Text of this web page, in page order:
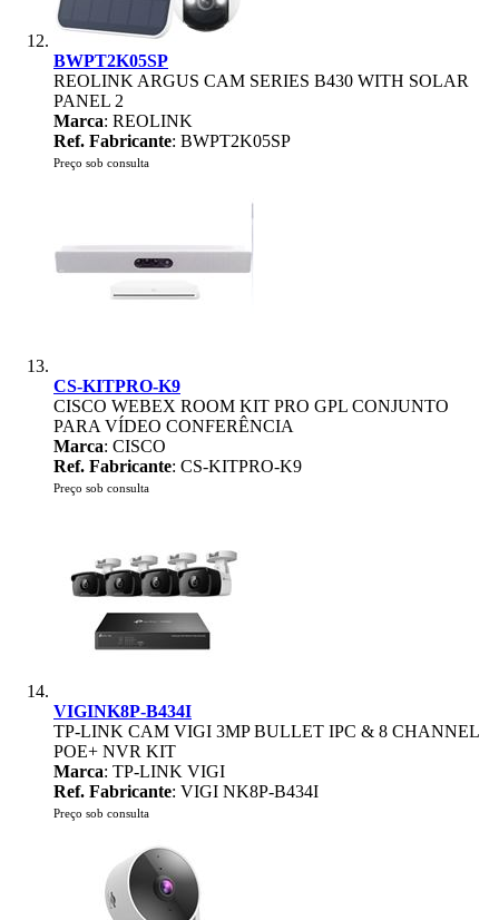
BWPT2K05SP
REOLINK ARGUS CAM SERIES B430 WITH SOLAR
PANEL 2
Marca: REOLINK
Ref. Fabricante: BWPT2K05SP
Preço sob consulta
CS-KITPRO-K9
CISCO WEBEX ROOM KIT PRO GPL CONJUNTO
PARA VÍDEO CONFERÊNCIA
Marca: CISCO
Ref. Fabricante: CS-KITPRO-K9
Preço sob consulta
VIGINK8P-B434I
TP-LINK CAM VIGI 3MP BULLET IPC & 8 CHANNEL
POE+ NVR KIT
Marca: TP-LINK VIGI
Ref. Fabricante: VIGI NK8P-B434I
Preço sob consulta